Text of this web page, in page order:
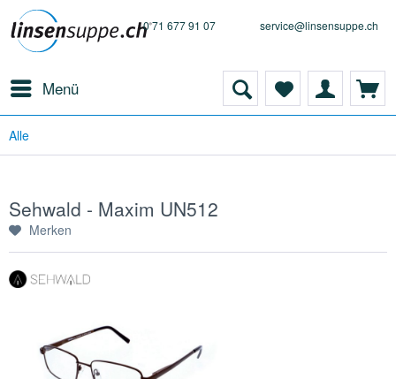
0 71 677 91 07 service@linsensuppe.ch
Menü
Alle
Sehwald - Maxim UN512
Merken